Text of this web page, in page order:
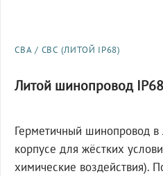
СВА / СВС (ЛИТОЙ IP68)
Литой шинопровод IP68
Герметичный шинопровод
корпусе для жёстких
химические воздействия).